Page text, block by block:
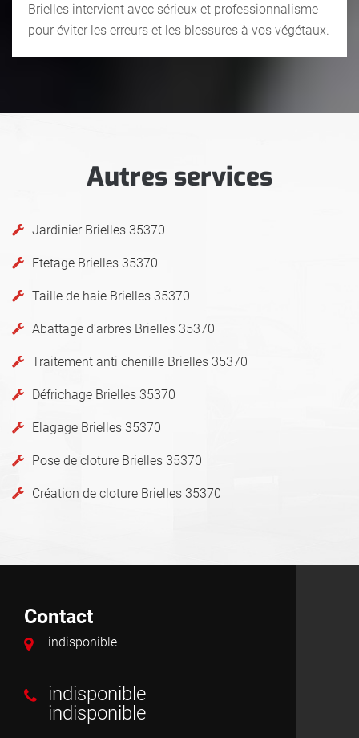
Brielles intervient avec sérieux et professionnalisme
pour éviter les erreurs et les blessures à vos végétaux.
Autres services
Jardinier Brielles 35370
Etetage Brielles 35370
Taille de haie Brielles 35370
Abattage d'arbres Brielles 35370
Traitement anti chenille Brielles 35370
Défrichage Brielles 35370
Elagage Brielles 35370
Pose de cloture Brielles 35370
Création de cloture Brielles 35370
Contact
indisponible
indisponible
indisponible